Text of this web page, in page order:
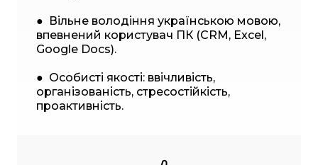
● Вільне володіння українською мовою,
впевнений користувач ПК (CRM, Excel,
Google Docs).
● Особисті якості: ввічливість,
організованість, стресостійкість,
проактивність.